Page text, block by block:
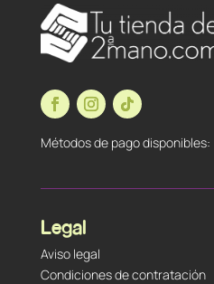
Métodos de pago disponibles:
Legal
Aviso legal
Condiciones de contratación